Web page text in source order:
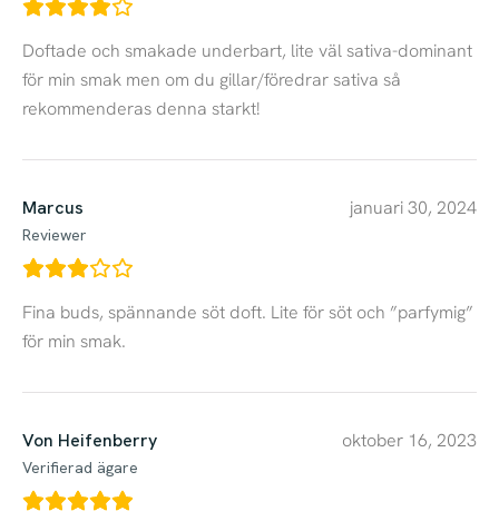
Doftade och smakade underbart, lite väl sativa-dominant
för min smak men om du gillar/föredrar sativa så
rekommenderas denna starkt!
Marcus
Reviewer
januari 30, 2024
Fina buds, spännande söt doft. Lite för söt och ”parfymig”
för min smak.
Von Heifenberry
Verifierad ägare
oktober 16, 2023